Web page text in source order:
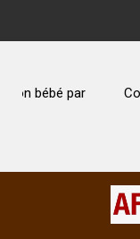
Coopération: